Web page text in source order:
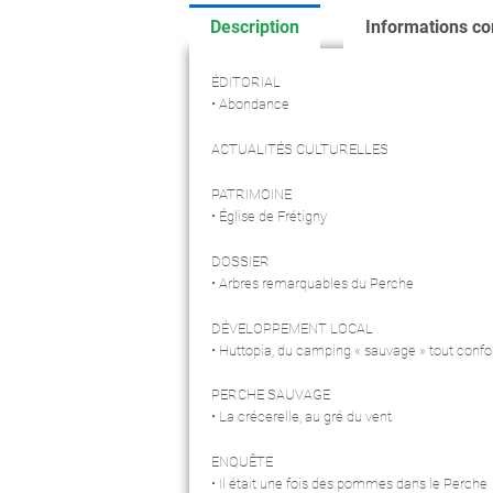
Description Informations
ÉDITORIAL
• Abondance
ACTUALITÉS CULTURELLES
PATRIMOINE
• Église de Frétigny
DOSSIER
• Arbres remarquables du Perche
DÉVELOPPEMENT LOCAL
• Huttopia, du camping « sauvage » tout
PERCHE SAUVAGE
• La crécerelle, au gré du vent
ENQUÊTE
• Il était une fois des pommes dans le Perche